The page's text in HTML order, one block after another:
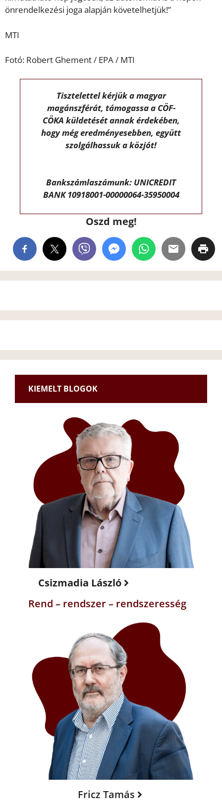
önrendelkezési joga alapján követelhetjük!”
MTI
Fotó: Robert Ghement / EPA / MTI
Tisztelettel kérjük a magyar
magánszférát, támogassa a CÖF-
CÖKA küldetését annak érdekében,
hogy még eredményesebben, együtt
szolgálhassuk a közjót!
Bankszámlaszámunk: UNICREDIT
BANK 10918001-00000064-35950004
Oszd meg!
KIEMELT BLOGOK
Csizmadia László
Rend – rendszer – rendszeresség
Fricz Tamás